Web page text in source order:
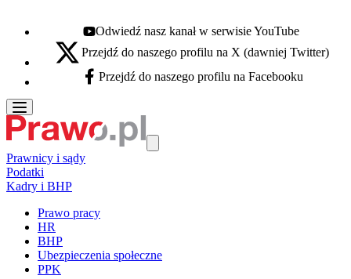
Youtube - otwiera się w nowej karcie
Odwiedź nasz kanał w serwisie YouTube
X - otwiera się w nowej karcie
Przejdź do naszego profilu na X (dawniej Twitter)
Facebook - otwiera się w nowej karcie
Przejdź do naszego profilu na Facebooku
Prawnicy i sądy
Podatki
Kadry i BHP
Prawo pracy
HR
BHP
Ubezpieczenia społeczne
PPK